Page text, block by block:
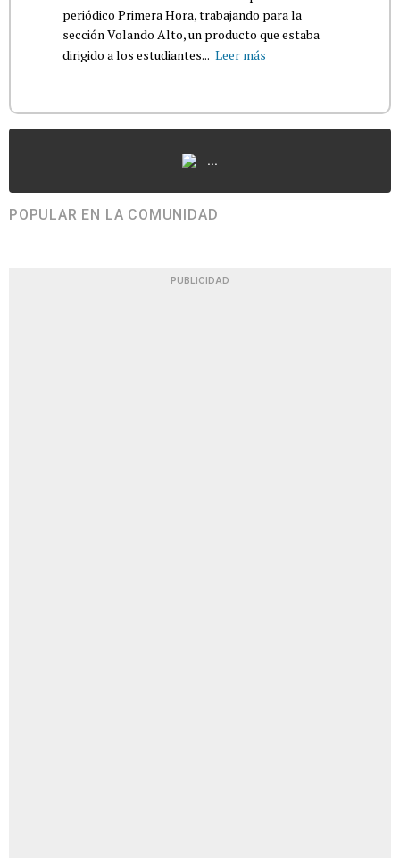
periódico Primera Hora, trabajando para la
sección Volando Alto, un producto que estaba
dirigido a los estudiantes... Leer más
...
POPULAR EN LA COMUNIDAD
PUBLICIDAD